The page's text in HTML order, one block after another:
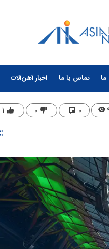
ما تماس با ما اخبار آهن‌آلات
۰ ۰ ۱